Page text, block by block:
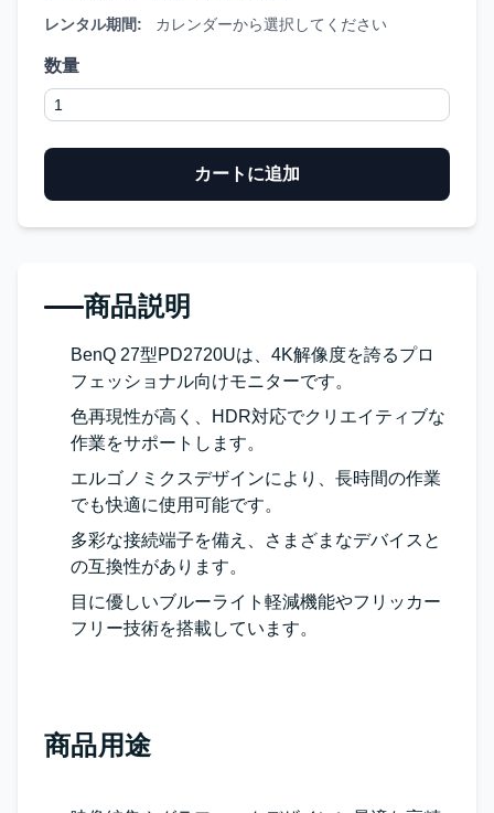
レンタル期間:
カレンダーから選択してください
数量
カートに追加
商品説明
BenQ 27型PD2720Uは、4K解像度を誇るプロ
フェッショナル向けモニターです。
色再現性が高く、HDR対応でクリエイティブな
作業をサポートします。
エルゴノミクスデザインにより、長時間の作業
でも快適に使用可能です。
多彩な接続端子を備え、さまざまなデバイスと
の互換性があります。
目に優しいブルーライト軽減機能やフリッカー
フリー技術を搭載しています。
商品用途